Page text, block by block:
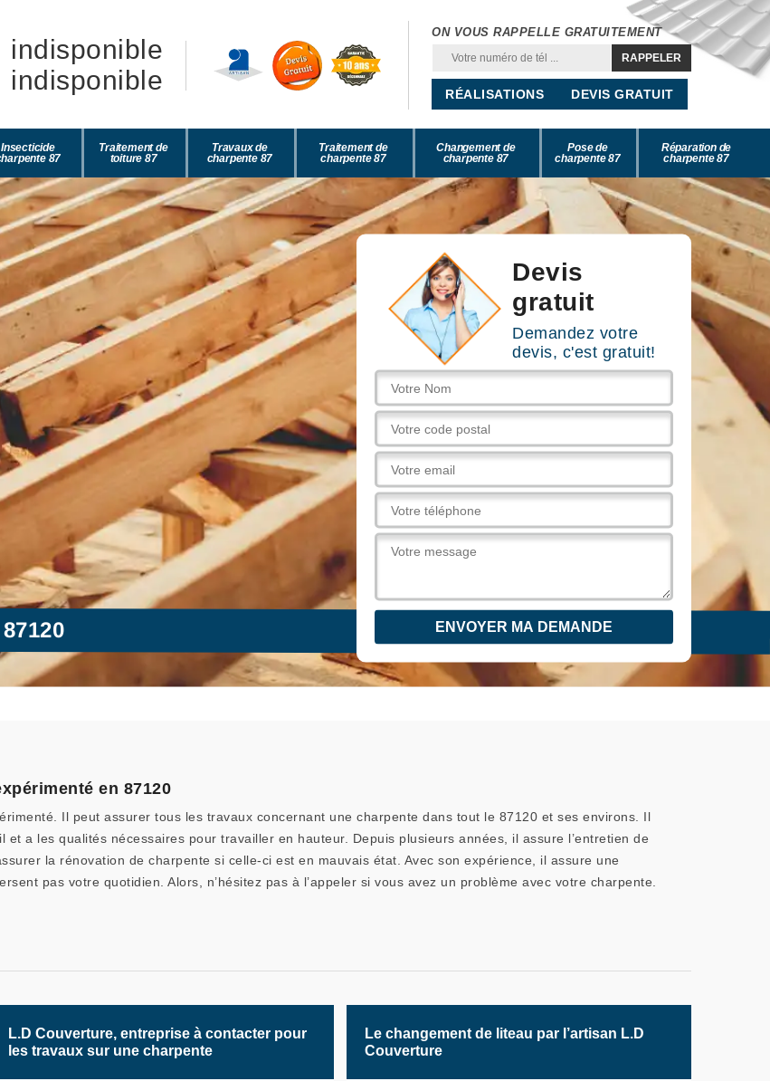
indisponible
indisponible
ON VOUS RAPPELLE GRATUITEMENT
RÉALISATIONS DEVIS GRATUIT
Insecticide
87
Traitement de
toiture 87
Travaux de
charpente 87
Traitement de
charpente 87
Changement de
charpente 87
Pose de
charpente 87
Réparation de
charpente 87
Devis
gratuit
Demandez votre
devis, c'est gratuit!
en 87120
Il peut assurer tous les travaux concernant une charpente dans tout le 87120 et ses environs. Il
a les qualités nécessaires pour travailler en hauteur. Depuis plusieurs années, il assure l’entretien de
la rénovation de charpente si celle-ci est en mauvais état. Avec son expérience, il assure une
pas votre quotidien. Alors, n’hésitez pas à l’appeler si vous avez un problème avec votre charpente.
L.D Couverture, entreprise à contacter pour
les travaux sur une charpente
Le changement de liteau par l’artisan L.D
Couverture